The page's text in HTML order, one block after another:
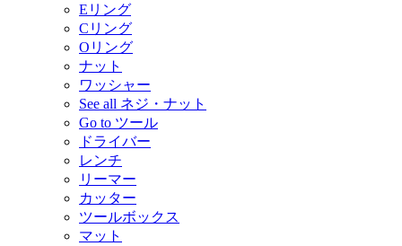
Eリング
Cリング
Oリング
ナット
ワッシャー
See all ネジ・ナット
Go to ツール
ドライバー
レンチ
リーマー
カッター
ツールボックス
マット